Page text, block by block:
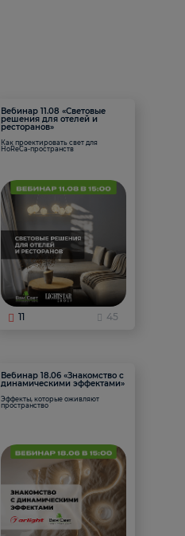
Вебинар 11.08 «Световые
решения для отелей и
ресторанов»
Как проектировать свет для
HoReCa-пространств
11 45
Вебинар 18.06 «Знакомство с
динамическими эффектами»
Эффекты, которые оживляют
пространство